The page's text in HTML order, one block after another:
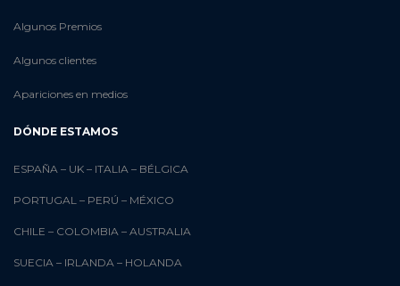
Algunos Premios
Algunos clientes
Apariciones en medios
DÓNDE ESTAMOS
ESPAÑA – UK – ITALIA – BÉLGICA
PORTUGAL – PERÚ – MÉXICO
CHILE – COLOMBIA – AUSTRALIA
SUECIA – IRLANDA – HOLANDA